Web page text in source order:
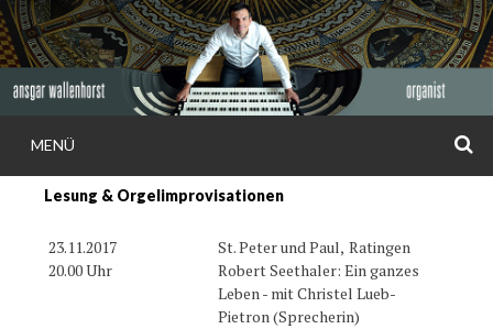
Weiter
zum
Inhalt
ANSGAR
MENÜ
Lesung & Orgelimprovisationen
23.11.2017
20.00 Uhr
St. Peter und Paul, Ratingen
Robert Seethaler: Ein ganzes
Leben - mit Christel Lueb-
Pietron (Sprecherin)